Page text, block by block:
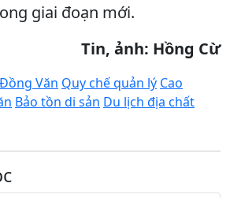
giai đoạn mới.
Tin, ảnh: Hồng Cừ
Văn Quy chế quản lý Cao
Bảo tồn di sản Du lịch địa chất